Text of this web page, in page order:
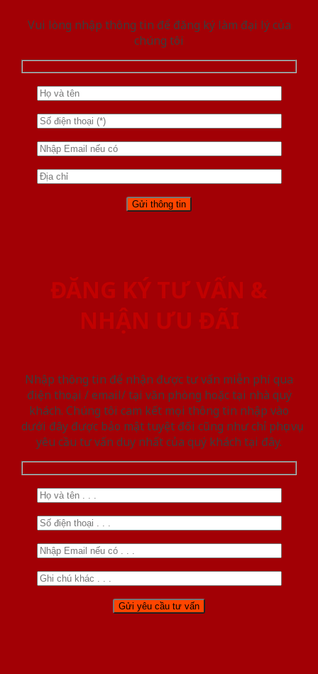
Vui lòng nhập thông tin để đăng ký làm đại lý của
chúng tôi
ĐĂNG KÝ TƯ VẤN &
NHẬN ƯU ĐÃI
Nhập thông tin để nhận được tư vấn miễn phí qua
điện thoại / email/ tại văn phòng hoặc tại nhà quý
khách. Chúng tôi cam kết mọi thông tin nhập vào
dưới đây được bảo mật tuyệt đối cũng như chỉ phục vụ
yêu cầu tư vấn duy nhất của quý khách tại đây.